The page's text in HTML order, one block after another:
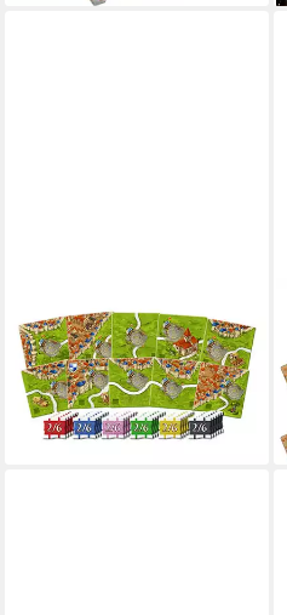
Spiel Carcassonne, Die
Wetteinsätze - Erweiterung
7,99 €
lieferbar - in 4-5 Werktagen bei dir